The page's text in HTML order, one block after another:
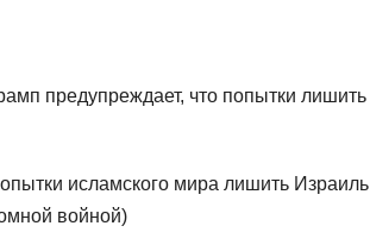
предупреждает, что попытки лишить
исламского мира лишить Израиль
войной)